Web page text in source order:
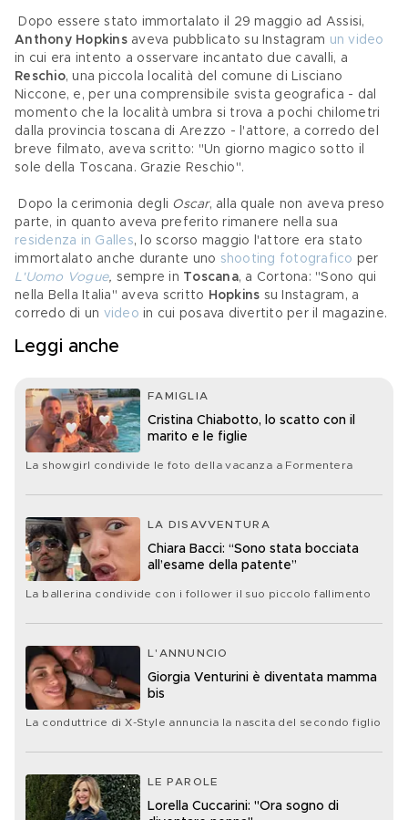
Dopo essere stato immortalato il 29 maggio ad Assisi,
Anthony Hopkins aveva pubblicato su Instagram un video
in cui era intento a osservare incantato due cavalli, a
Reschio, una piccola località del comune di Lisciano
Niccone, e, per una comprensibile svista geografica - dal
momento che la località umbra si trova a pochi chilometri
dalla provincia toscana di Arezzo - l'attore, a corredo del
breve filmato, aveva scritto: "Un giorno magico sotto il
sole della Toscana. Grazie Reschio".
Dopo la cerimonia degli Oscar, alla quale non aveva preso
parte, in quanto aveva preferito rimanere nella sua
residenza in Galles, lo scorso maggio l'attore era stato
immortalato anche durante uno shooting fotografico per
L'Uomo Vogue, sempre in Toscana, a Cortona: "Sono qui
nella Bella Italia" aveva scritto Hopkins su Instagram, a
corredo di un video in cui posava divertito per il magazine.
Leggi anche
FAMIGLIA
Cristina Chiabotto, lo scatto con il
marito e le figlie
La showgirl condivide le foto della vacanza a Formentera
LA DISAVVENTURA
Chiara Bacci: “Sono stata bocciata
all’esame della patente”
La ballerina condivide con i follower il suo piccolo fallimento
L'ANNUNCIO
Giorgia Venturini è diventata mamma
bis
La conduttrice di X-Style annuncia la nascita del secondo figlio
LE PAROLE
Lorella Cuccarini: "Ora sogno di